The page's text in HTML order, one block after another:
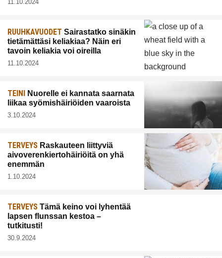
11.10.2024
RUUHKAVUODET Sairastatko sinäkin
tietämättäsi keliakiaa? Näin eri
tavoin keliakia voi oireilla
11.10.2024
TEINI Nuorelle ei kannata saarnata
liikaa syömishäiriöiden vaaroista
3.10.2024
TERVEYS Raskauteen liittyviä
aivoverenkiertohäiriöitä on yhä
enemmän
1.10.2024
TERVEYS Tämä keino voi lyhentää
lapsen flunssan kestoa –
tutkitusti!
30.9.2024